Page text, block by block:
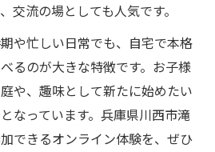
交流の場としても人気です。
や忙しい日常でも、自宅で本格
るのが大きな特徴です。お子様
や、趣味として新たに始めたい
なっています。兵庫県川西市滝
できるオンライン体験を、ぜひ